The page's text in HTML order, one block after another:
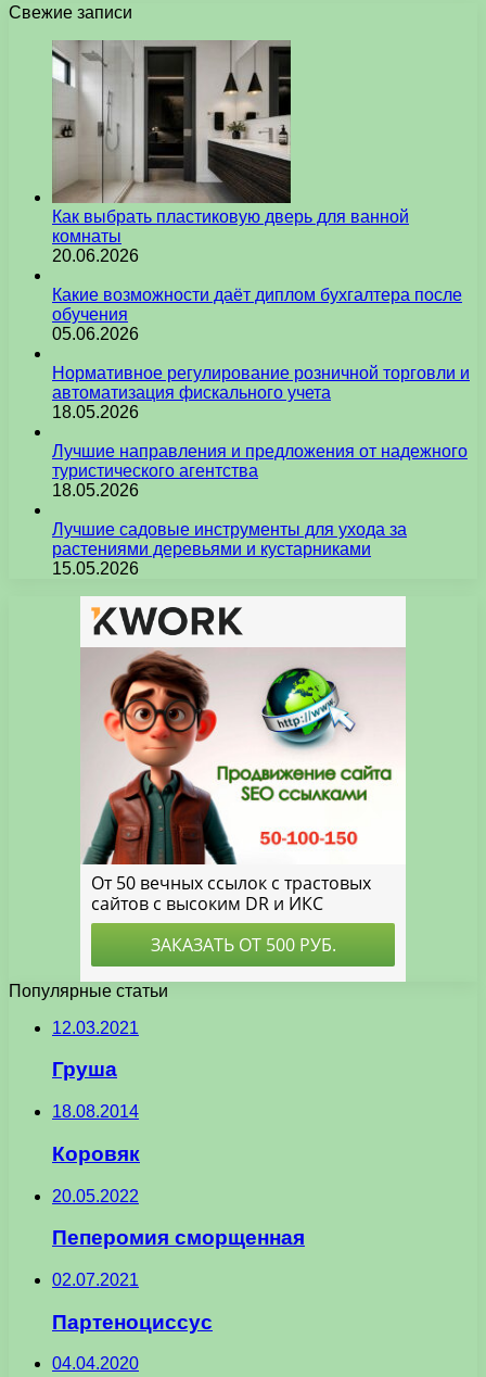
Свежие записи
Как выбрать пластиковую дверь для ванной
комнаты
20.06.2026
Какие возможности даёт диплом бухгалтера после
обучения
05.06.2026
Нормативное регулирование розничной торговли и
автоматизация фискального учета
18.05.2026
Лучшие направления и предложения от надежного
туристического агентства
18.05.2026
Лучшие садовые инструменты для ухода за
растениями деревьями и кустарниками
15.05.2026
Популярные статьи
12.03.2021
Груша
18.08.2014
Коровяк
20.05.2022
Пеперомия сморщенная
02.07.2021
Партеноциссус
04.04.2020